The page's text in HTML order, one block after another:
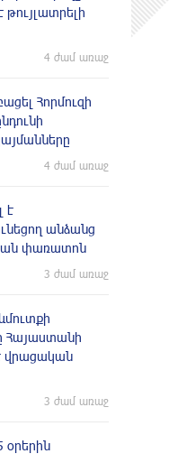
4 ժամ առաջ
Հորմուզի
4 ժամ առաջ
է
անձանց
փառատոն
3 ժամ առաջ
Հայաստանի
վրացական
3 ժամ առաջ